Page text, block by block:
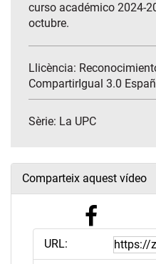
curso académico 2024-
octubre.
Llicència:
CompartirIgual 3.0
Sèrie: La UPC
Comparteix aquest vídeo
URL: